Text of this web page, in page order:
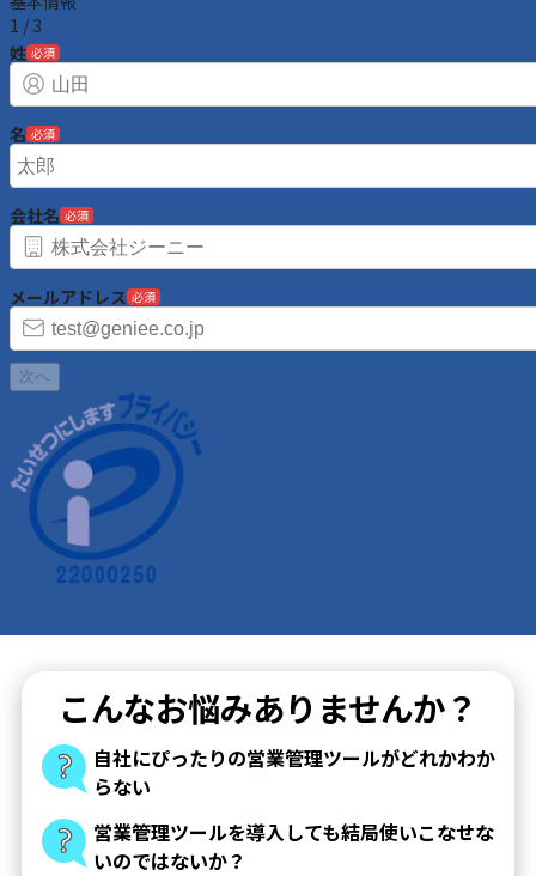
1 / 3
姓 必須
名 必須
会社名 必須
メールアドレス 必須
次へ
こんなお悩みありませんか？
自社にぴったりの営業管理ツールがどれかわか
らない
営業管理ツールを導入しても結局使いこなせな
いのではないか？